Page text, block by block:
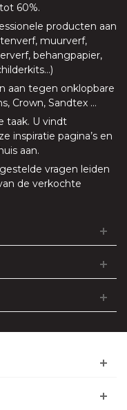
60%.
producten aan
, muurverf,
, behangpapier,
…)
aan tegen onklopbare
, Crown, Sandtex …
taak. U vindt
inspiratie pagina’s en
aan.
vragen leiden
de verkochte